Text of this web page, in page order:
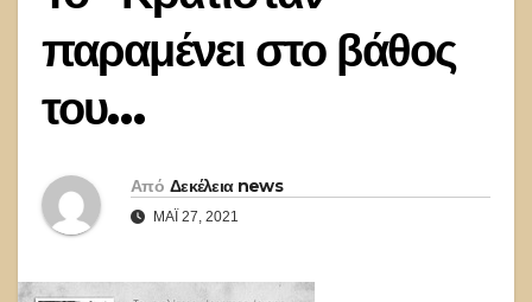
παραμένει στο βάθος
του…
Από Δεκέλεια news
ΜΆΙ 27, 2021